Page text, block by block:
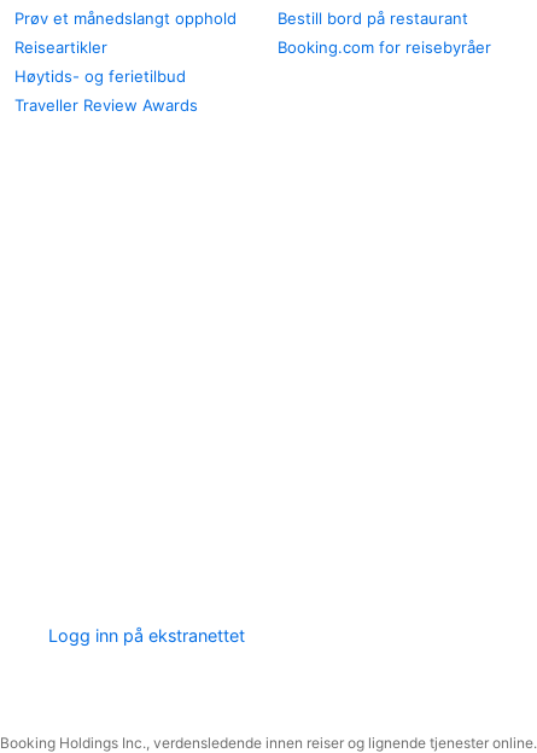
Prøv et månedslangt opphold
Reiseartikler
Høytids- og ferietilbud
Traveller Review Awards
Bestill bord på restaurant
Booking.com for reisebyråer
Logg inn på ekstranettet
Holdings Inc., verdensledende innen reiser og lignende tjenester online.